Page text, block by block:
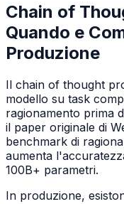
Chain of
Quando e
Produzione
Il chain of thought
modello su task
ragionamento prima
il paper originale di
benchmark di
aumenta
100B+ parametri.
In produzione,